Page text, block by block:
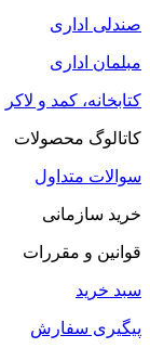
صندلی اداری
مبلمان اداری
کتابخانه، کمد و لاکر
کاتالوگ محصولات
سوالات متداول
خرید سازمانی
قوانین و مقررات
سبد خرید
پیگیری سفارش